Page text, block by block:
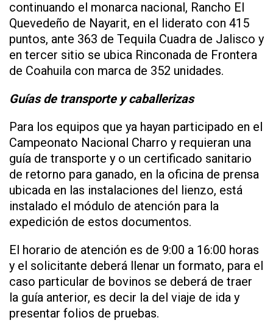
continuando el monarca nacional, Rancho El
Quevedeño de Nayarit, en el liderato con 415
puntos, ante 363 de Tequila Cuadra de Jalisco y
en tercer sitio se ubica Rinconada de Frontera
de Coahuila con marca de 352 unidades.
Guías de transporte y caballerizas
Para los equipos que ya hayan participado en el
Campeonato Nacional Charro y requieran una
guía de transporte y o un certificado sanitario
de retorno para ganado, en la oficina de prensa
ubicada en las instalaciones del lienzo, está
instalado el módulo de atención para la
expedición de estos documentos.
El horario de atención es de 9:00 a 16:00 horas
y el solicitante deberá llenar un formato, para el
caso particular de bovinos se deberá de traer
la guía anterior, es decir la del viaje de ida y
presentar folios de pruebas.